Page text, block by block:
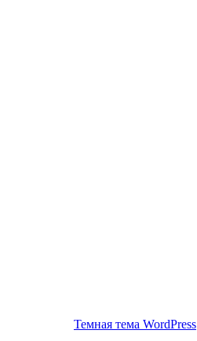
Темная тема WordPress